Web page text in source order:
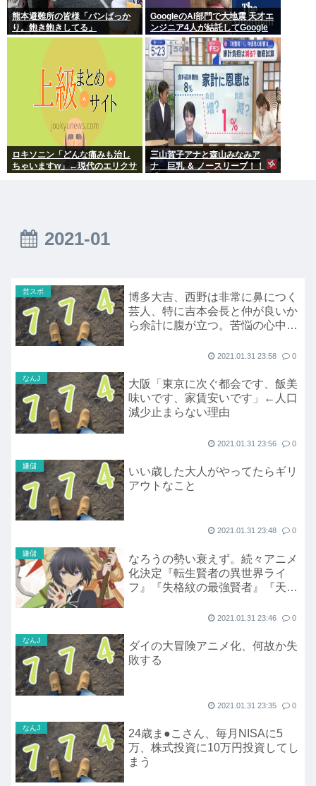
熊本避難所の皆様「パンばっか
り。飽き飽きしてる」
GoogleのAI部門で大地震 天才エ
ンジニア4人が結託してGoogle
を離脱 遅れを取るAI競争さらに
苦しく 株価に影響大
ロキソニン「どんな痛みも治し
ちゃいますw」←現代のエリクサ
三山賀子アナと森山みなみア
ナ 巨乳 ＆ ノースリーブ！！
2021-01
芸スポ
博多大吉、西野は非常に鼻につく
芸人、特に吉本会長と仲が良いか
ら余計に腹が立つ。苦悩の心中を
2021.01.31 23:58 0
なんJ
大阪「東京に次ぐ都会です、飯美
味いです、家賃安いです」←人口
減少止まらない理由
2021.01.31 23:56 0
嫌儲
いい歳した大人がやってたらギリ
アウトなこと
2021.01.31 23:48 0
嫌儲
なろうの勢い衰えず。続々アニメ
化決定『転生賢者の異世界ライ
フ』『失格紋の最強賢者』『天才
2021.01.31 23:46 0
なんJ
ダイの大冒険アニメ化、何故か失
敗する
2021.01.31 23:35 0
なんJ
24歳ま●こさん、毎月NISAに5
万、株式投資に10万円投資してし
まう